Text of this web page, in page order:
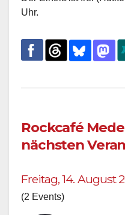
Uhr.
Rockcafé
nächsten
Freitag, 14. August
(2 Events)